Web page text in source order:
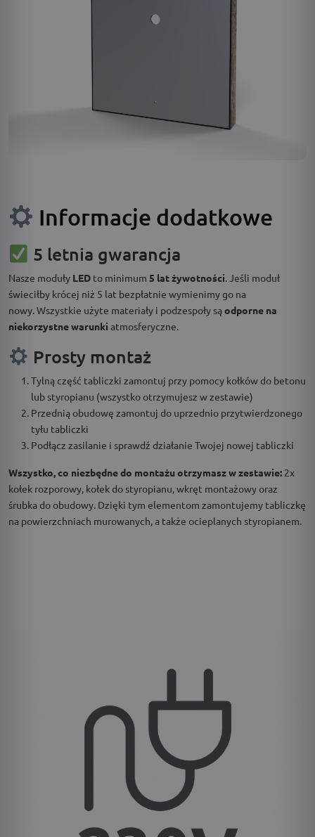
Informacje dodatkowe
5 letnia gwarancja
Nasze moduły LED to minimum 5 lat żywotności. Jeśli moduł
świeciłby krócej niż 5 lat bezpłatnie wymienimy go na
nowy. Wszystkie użyte materiały i podzespoły sąodporne na
niekorzystne warunki atmosferyczne.
Prosty montaż
Tylną część tabliczki zamontuj przy pomocy kołków do betonu
lub styropianu (wszystko otrzymujesz w zestawie)
Przednią obudowę zamontuj do uprzednio przytwierdzonego
tyłu tabliczki
Podłącz zasilanie i sprawdź działanie Twojej nowej tabliczki
Wszystko, co niezbędne do montażu otrzymasz w zestawie: 2x
kołek rozporowy, kołek do styropianu, wkręt montażowy oraz
śrubka do obudowy. Dzięki tym elementom zamontujemy tabliczkę
na powierzchniach murowanych, a także ocieplanych styropianem.